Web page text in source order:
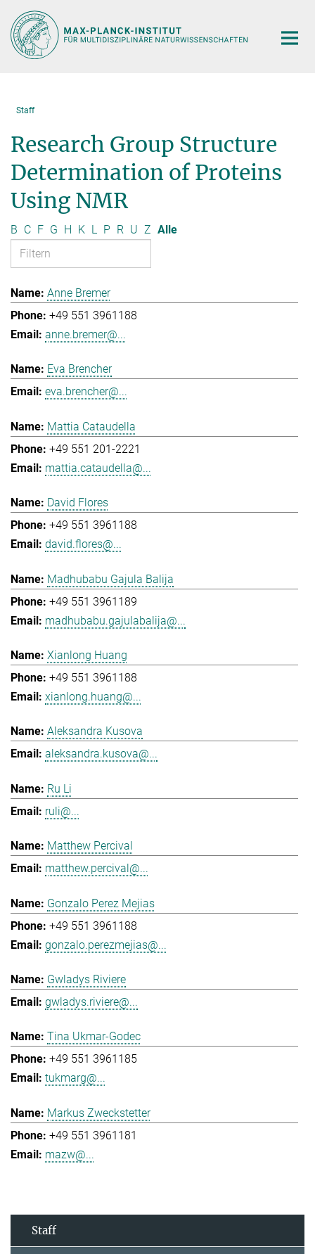
Hauptinhalt
Staff
Research Group Structure
Determination of Proteins
Using NMR
B C F G H K L P R U Z Alle
Anne Bremer
+49 551 3961188
anne.bremer@...
Eva Brencher
eva.brencher@...
Mattia Cataudella
+49 551 201-2221
mattia.cataudella@...
David Flores
+49 551 3961188
david.flores@...
Madhubabu Gajula Balija
+49 551 3961189
madhubabu.gajulabalija@...
Xianlong Huang
+49 551 3961188
xianlong.huang@...
Aleksandra Kusova
aleksandra.kusova@...
Ru Li
ruli@...
Matthew Percival
matthew.percival@...
Gonzalo Perez Mejias
+49 551 3961188
gonzalo.perezmejias@...
Gwladys Riviere
gwladys.riviere@...
Tina Ukmar-Godec
+49 551 3961185
tukmarg@...
Markus Zweckstetter
+49 551 3961181
mazw@...
Staff